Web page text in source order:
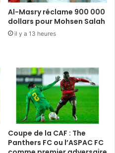
Al-Masry réclame 900 000
dollars pour Mohsen Salah
il y a 13 heures
Coupe de la CAF : The
Panthers FC ou l’ASPAC FC